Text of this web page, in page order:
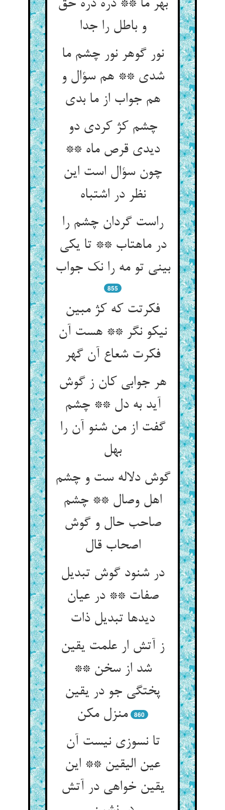
بهر ما ** ذره ذره حق
و باطل را جدا
نور گوهر نور چشم ما
شدی ** هم سؤال و
هم جواب از ما بدی‏
چشم کژ کردی دو
دیدی قرص ماه **
چون سؤال است این
نظر در اشتباه‏
راست گردان چشم را
در ماهتاب ** تا یکی
بینی تو مه را نک جواب‏
855
فکرتت که کژ مبین
نیکو نگر ** هست آن
فکرت شعاع آن گهر
هر جوابی کان ز گوش
آید به دل ** چشم
گفت از من شنو آن را
بهل‏
گوش دلاله ست و چشم
اهل وصال ** چشم
صاحب حال و گوش
اصحاب قال‏
در شنود گوش تبدیل
صفات ** در عیان
دیدها تبدیل ذات‏
ز آتش ار علمت یقین
شد از سخن **
پختگی جو در یقین
منزل مکن‏
860
تا نسوزی نیست آن
عین الیقین ** این
یقین خواهی در آتش